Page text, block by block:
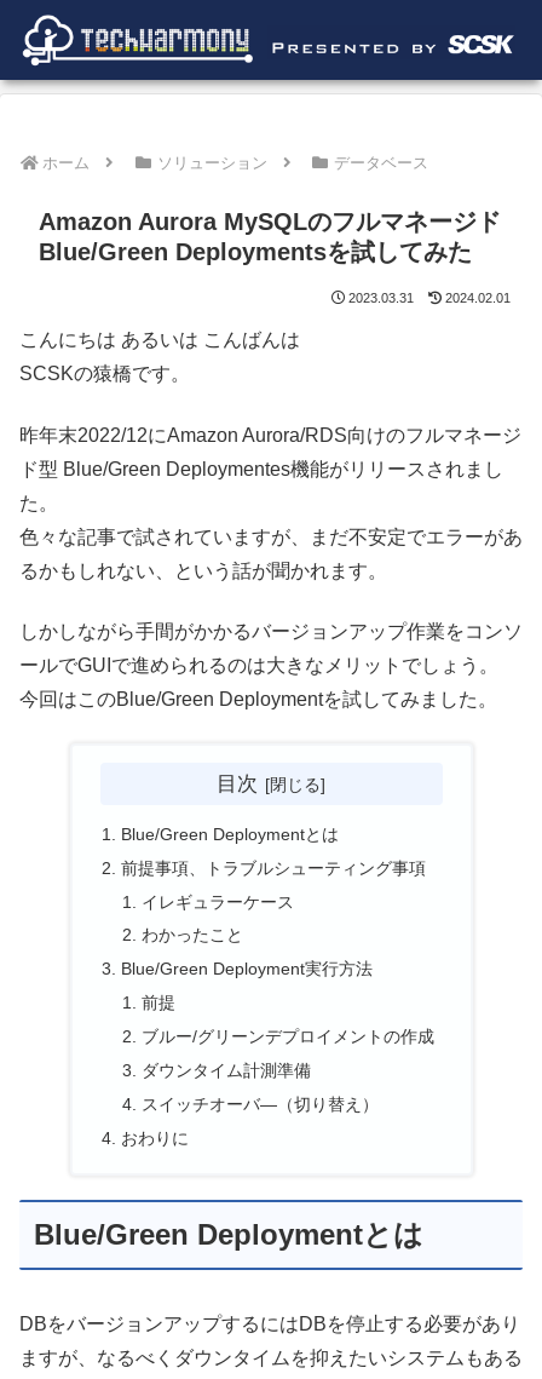
ホーム ソリューション データベース
Amazon Aurora MySQLのフルマネージド
Blue/Green Deploymentsを試してみた
2023.03.31 2024.02.01
こんにちは あるいは こんばんは
SCSKの猿橋です。
昨年末2022/12にAmazon Aurora/RDS向けのフルマネージ
ド型 Blue/Green Deploymentes機能がリリースされまし
た。
色々な記事で試されていますが、まだ不安定でエラーがあ
るかもしれない、という話が聞かれます。
しかしながら手間がかかるバージョンアップ作業をコンソ
ールでGUIで進められるのは大きなメリットでしょう。
今回はこのBlue/Green Deploymentを試してみました。
目次
Blue/Green Deploymentとは
前提事項、トラブルシューティング事項
イレギュラーケース
わかったこと
Blue/Green Deployment実行方法
前提
ブルー/グリーンデプロイメントの作成
ダウンタイム計測準備
スイッチオーバ―（切り替え）
おわりに
Blue/Green Deploymentとは
DBをバージョンアップするにはDBを停止する必要があり
ますが、なるべくダウンタイムを抑えたいシステムもある